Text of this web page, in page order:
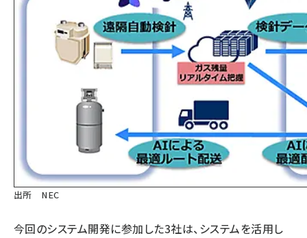
出所 NEC
今回のシステム開発に参加した3社は、システムを活用し